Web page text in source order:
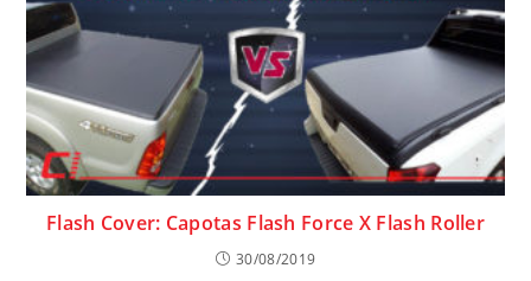
Flash Cover: Capotas Flash Force X Flash Roller
30/08/2019